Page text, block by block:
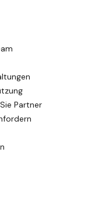
Partner